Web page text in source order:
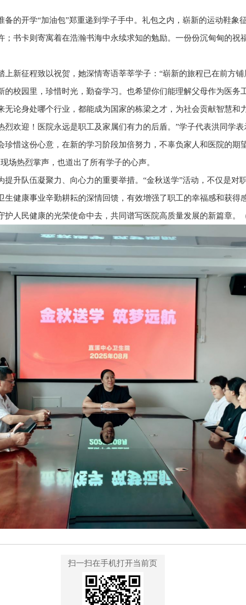
备的开学“加油包”郑重递到学子手中。礼包之内，崭新的运动鞋象
；书卡则寄寓着在浩瀚书海中永续求知的勉励。一份份沉甸甸的祝
上新征程致以祝贺，她深情寄语莘莘学子：“崭新的旅程已在前方
校园里，珍惜时光，勤奋学习。也希望你们能理解父母作为医务
无论身处哪个行业，都能成为国家的栋梁之才，为社会贡献智慧和
欢迎！医院永远是职工及家属们有力的后盾。”学子代表洪同学表
珍惜这份心意，在新的学习阶段加倍努力，不辜负家人和医院的期
场热烈掌声，也道出了所有学子的心声。
升队伍凝聚力、向心力的重要举措。“金秋送学”活动，不仅是对
生健康事业辛勤耕耘的深情回馈，有效增强了职工的幸福感和获得
人民健康的光荣使命中去，共同谱写医院高质量发展的新篇章。
扫一扫在手机打开当前页